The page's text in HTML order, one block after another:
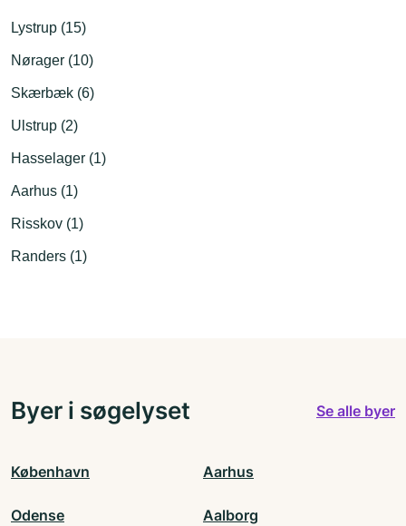
Lystrup (15)
Nørager (10)
Skærbæk (6)
Ulstrup (2)
Hasselager (1)
Aarhus (1)
Risskov (1)
Randers (1)
Byer i søgelyset Se alle byer
København Aarhus
Odense Aalborg